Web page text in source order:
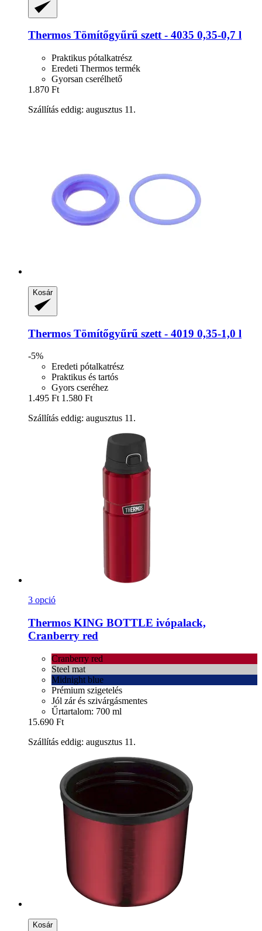
Thermos Tömítőgyűrű szett -​ 4035 0,35-​0,7 l
Praktikus pótalkatrész
Eredeti Thermos termék
Gyorsan cserélhető
1.870 Ft
Szállítás eddig: augusztus 11.
Kosár
Thermos Tömítőgyűrű szett -​ 4019 0,35-​1,0 l
-5%
Eredeti pótalkatrész
Praktikus és tartós
Gyors cseréhez
1.495 Ft 1.580 Ft
Szállítás eddig: augusztus 11.
3 opció
Thermos KING BOTTLE ivópalack,
Cranberry red
Cranberry red
Steel mat
Midnight blue
Prémium szigetelés
Jól zár és szivárgásmentes
Űrtartalom: 700 ml
15.690 Ft
Szállítás eddig: augusztus 11.
Kosár